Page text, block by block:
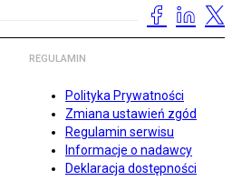
REGULAMIN
Polityka Prywatności
Zmiana ustawień zgód
Regulamin serwisu
Informacje o nadawcy
Deklaracja dostępności